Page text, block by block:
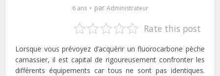
6 ans par Administrateur
Rate this post
Lorsque vous prévoyez d’acquérir un fluorocarbone pèche
carnassier, il est capital de rigoureusement confronter les
différents équipements car tous ne sont pas identiques.